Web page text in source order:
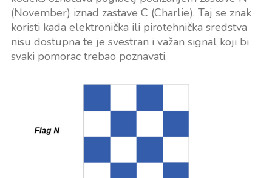
(November) iznad zastave C (Charlie). Taj se znak
koristi kada elektronička ili pirotehnička sredstva
nisu dostupna te je svestran i važan signal koji bi
svaki pomorac trebao poznavati.